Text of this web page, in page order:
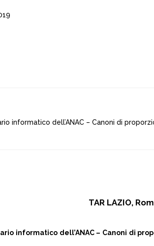
informatico dell’ANAC – Canoni di
TAR LAZIO,
informatico dell’ANAC – Canoni di